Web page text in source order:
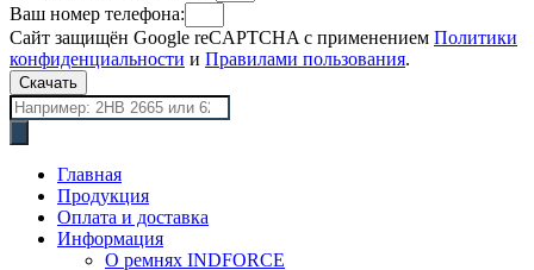
Ваш номер телефона:
Сайт защищён Google reCAPTCHA с применением Политики
конфиденциальности и Правилами пользования.
Скачать
Поиск
товаров
Главная
Продукция
Оплата и доставка
Информация
О ремнях INDFORCE